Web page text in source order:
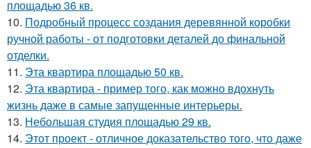
площадью 36 кв.
10. Подробный процесс создания деревянной коробки
ручной работы - от подготовки деталей до финальной
отделки.
11. Эта квартира площадью 50 кв.
12. Эта квартира - пример того, как можно вдохнуть
жизнь даже в самые запущенные интерьеры.
13. Небольшая студия площадью 29 кв.
14. Этот проект - отличное доказательство того, что даже